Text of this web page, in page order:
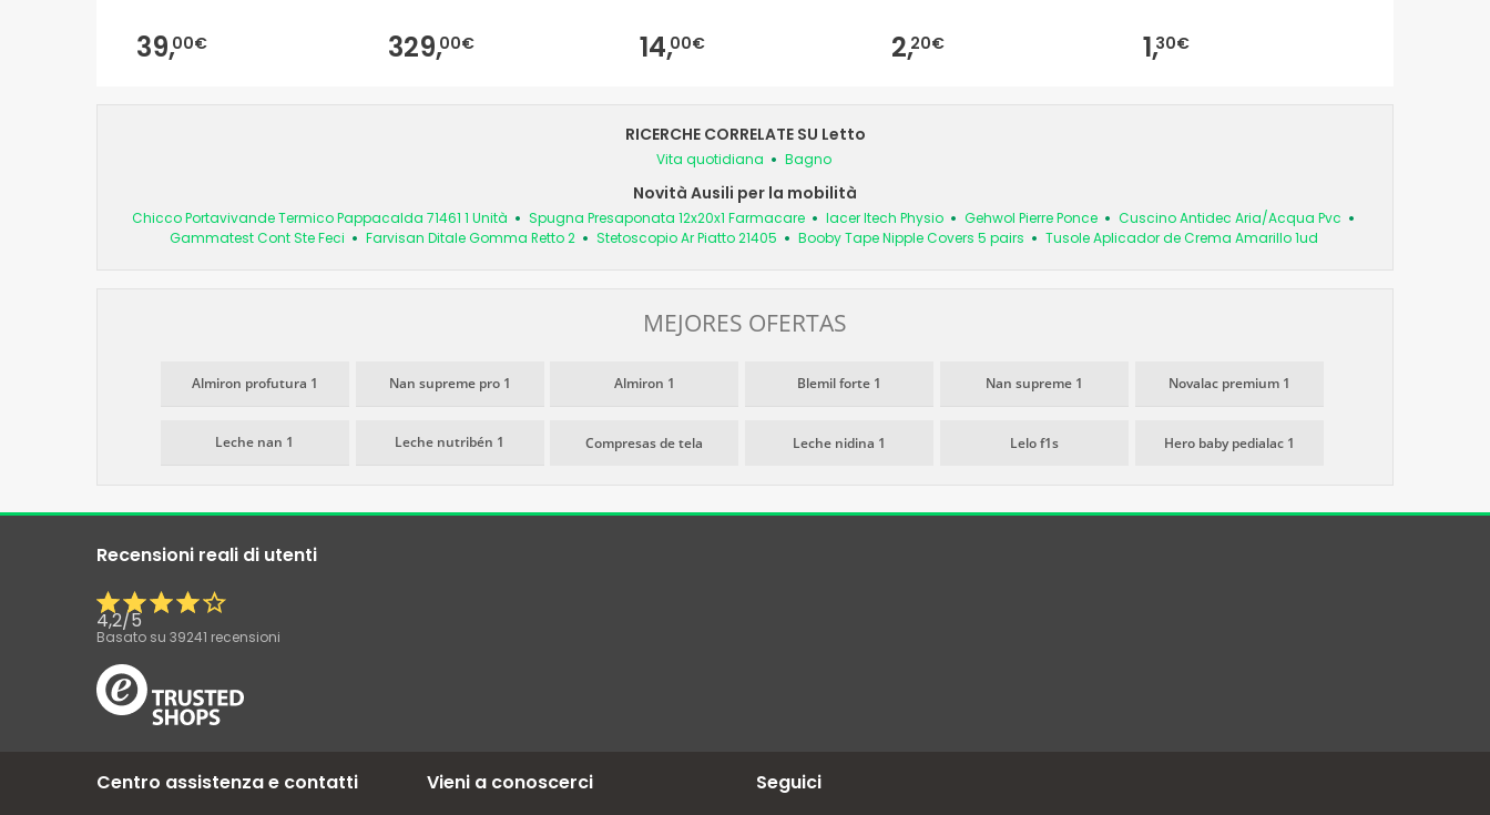
39,00€ 329,00€ 14,00€ 2,20€ 1,30€
RICERCHE CORRELATE SU Letto
Vita quotidiana Bagno
Novità Ausili per la mobilità
Chicco Portavivande Termico Pappacalda 71461 1 Unità Spugna Presaponata 12x20x1 Farmacare Iacer Itech Physio Gehwol Pierre Ponce
Cuscino Antidec Aria/Acqua Pvc
Gammatest Cont Ste Feci
Farvisan Ditale Gomma Retto 2 Stetoscopio Ar Piatto 21405 Booby Tape Nipple Covers 5 pairs Tusole Aplicador de Crema Amarillo 1ud
MEJORES OFERTAS
Almiron profutura 1 Nan supreme pro 1 Almiron 1 Blemil forte 1 Nan supreme 1 Novalac premium 1
Leche nan 1 Leche nutribén 1 Compresas de tela Leche nidina 1 Lelo f1s Hero baby pedialac 1
Recensioni reali di utenti
4,2/5
Basato su 39241 recensioni
Centro assistenza e contatti Vieni a conoscerci Seguici